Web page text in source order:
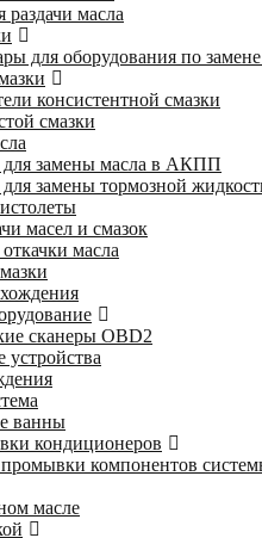
масла
для оборудования по
консистентной смазки
смазки
для замены масла в АКПП
замены тормозной
масел и смазок
масла
сканеры OBD2
устройства
ванны
кондиционеров
промывки компонентов
масле